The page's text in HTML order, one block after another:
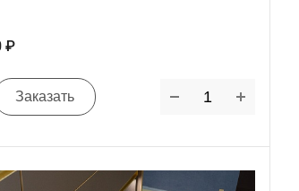
₽
Заказать